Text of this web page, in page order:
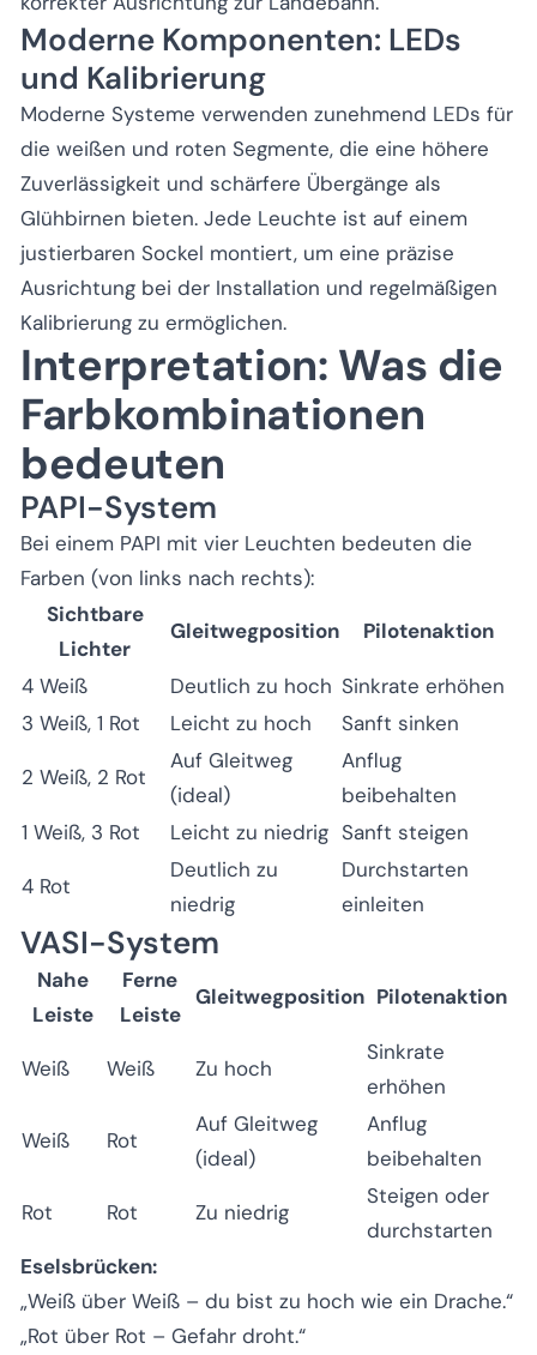
Moderne Komponenten: LEDs
und Kalibrierung
Moderne Systeme verwenden zunehmend LEDs für
die weißen und roten Segmente, die eine höhere
Zuverlässigkeit und schärfere Übergänge als
Glühbirnen bieten. Jede Leuchte ist auf einem
justierbaren Sockel montiert, um eine präzise
Ausrichtung bei der Installation und regelmäßigen
Kalibrierung zu ermöglichen.
Interpretation: Was die
Farbkombinationen
bedeuten
PAPI-System
Bei einem PAPI mit vier Leuchten bedeuten die
Farben (von links nach rechts):
Sichtbare
Lichter
Gleitwegposition Pilotenaktion
4 Weiß Deutlich zu hoch Sinkrate erhöhen
3 Weiß, 1 Rot
Leicht zu hoch Sanft sinken
2 Weiß, 2 Rot
Auf Gleitweg
(ideal)
Anflug
beibehalten
1 Weiß, 3 Rot
Leicht zu niedrig Sanft steigen
4 Rot
Deutlich zu
niedrig
Durchstarten
einleiten
VASI-System
Nahe
Leiste
Ferne
Leiste
Gleitwegposition Pilotenaktion
Weiß Weiß Zu hoch
Sinkrate
erhöhen
Weiß Rot
Auf Gleitweg
(ideal)
Anflug
beibehalten
Rot Rot Zu niedrig
Steigen oder
durchstarten
Eselsbrücken:
„Weiß über Weiß – du bist zu hoch wie ein Drache.“
„Rot über Rot – Gefahr droht.“